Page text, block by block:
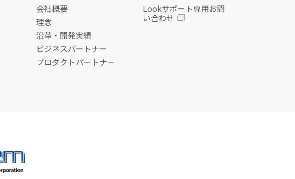
会社概要
理念
沿革・開発実績
ビジネスパートナー
プロダクトパートナー
Lookサポート専用お問
い合わせ